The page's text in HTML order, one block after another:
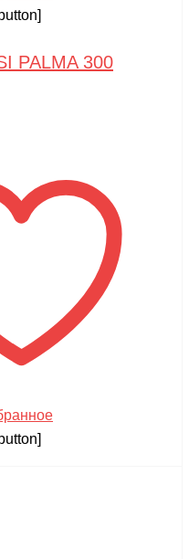
PALMA 300